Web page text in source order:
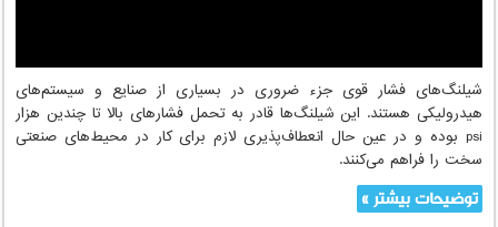
در کاربردهای صنعتی، به ویژه در سیستم‌هایی با سرعت جریان بالا،
شیلنگ‌های فلزی موجدار و اتصالات انبساط ممکن است تحت تاثیر
لرزش‌های رزونانسی قرار گیرند. این لرزش‌ها می‌توانند منجر به خستگی و
خرابی زودهنگام مونتاژ شوند.
توضیحات بیشتر »